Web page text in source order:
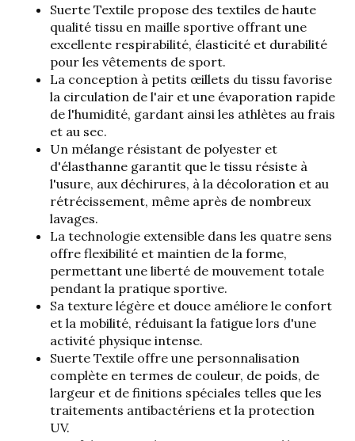
Suerte Textile propose des textiles de haute
qualité tissu en maille sportiveoffrant une
excellente respirabilité, élasticité et durabilité
pour les vêtements de sport.
La conception à petits œillets du tissu favorise
la circulation de l'air et une évaporation rapide
de l'humidité, gardant ainsi les athlètes au frais
et au sec.
Un mélange résistant de polyester et
d'élasthanne garantit que le tissu résiste à
l'usure, aux déchirures, à la décoloration et au
rétrécissement, même après de nombreux
lavages.
La technologie extensible dans les quatre sens
offre flexibilité et maintien de la forme,
permettant une liberté de mouvement totale
pendant la pratique sportive.
Sa texture légère et douce améliore le confort
et la mobilité, réduisant la fatigue lors d'une
activité physique intense.
Suerte Textile offre une personnalisation
complète en termes de couleur, de poids, de
largeur et de finitions spéciales telles que les
traitements antibactériens et la protection
UV.